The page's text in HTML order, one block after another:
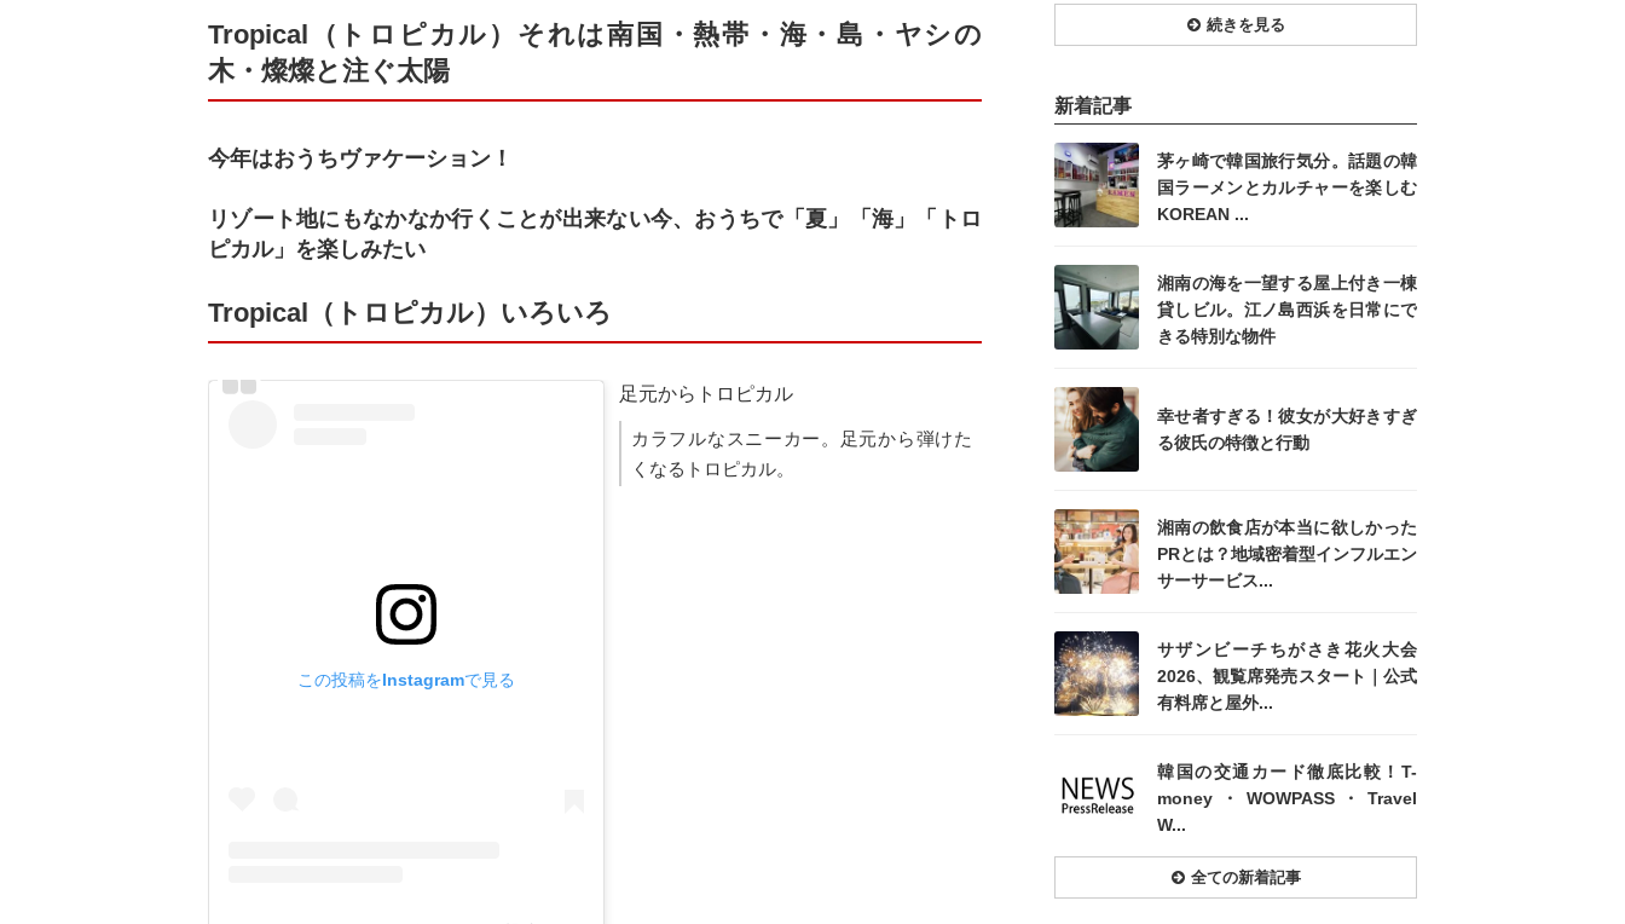
Tropical（トロピカル）それは南国・熱帯・海・島・ヤシの
木・燦燦と注ぐ太陽
今年はおうちヴァケーション！
リゾート地にもなかなか行くことが出来ない今、おうちで「夏」「海」「トロ
ピカル」を楽しみたい
Tropical（トロピカル）いろいろ
この投稿をInstagramで見る
足元からトロピカル
カラフルなスニーカー。足元から弾けた
くなるトロピカル。
続きを見る
新着記事
茅ヶ崎で韓国旅行気分。話題の韓
国ラーメンとカルチャーを楽しむ
KOREAN ...
湘南の海を一望する屋上付き一棟
貸しビル。江ノ島西浜を日常にで
きる特別な物件
幸せ者すぎる！彼女が大好きすぎ
る彼氏の特徴と行動
湘南の飲食店が本当に欲しかった
PRとは？地域密着型インフルエン
サーサービス...
サザンビーチちがさき花火大会
2026、観覧席発売スタート｜公式
有料席と屋外...
韓国の交通カード徹底比較！T-
money・WOWPASS・Travel
W...
全ての新着記事